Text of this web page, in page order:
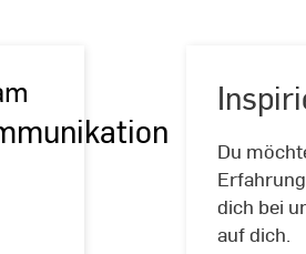
Du
dich bei
auf dich.